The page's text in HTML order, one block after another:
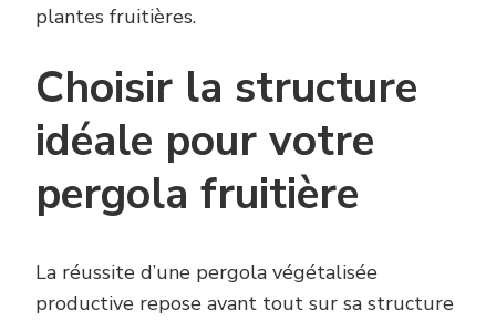
plantes fruitières.
Choisir la structure
idéale pour votre
pergola fruitière
La réussite d’une pergola végétalisée
productive repose avant tout sur sa structure